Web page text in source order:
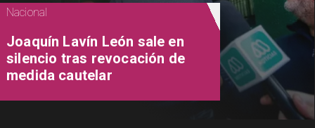
Nacional
Joaquín Lavín León sale en
silencio tras revocación de
medida cautelar